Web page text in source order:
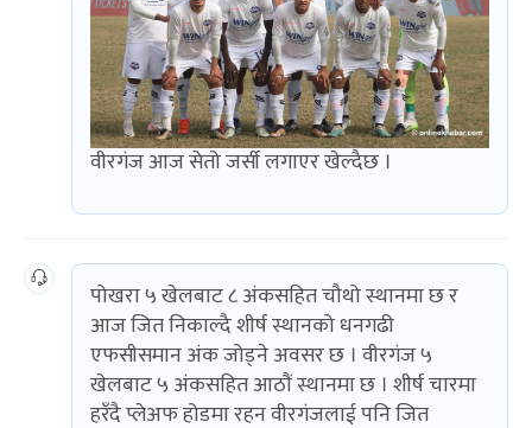
वीरगंज आज सेतो जर्सी लगाएर खेल्दैछ ।
पोखरा ५ खेलबाट ८ अंकसहित चौथो स्थानमा छ र
आज जित निकाल्दै शीर्ष स्थानको धनगढी
एफसीसमान अंक जोड्ने अवसर छ । वीरगंज ५
खेलबाट ५ अंकसहित आठौं स्थानमा छ । शीर्ष चारमा
हरँदै प्लेअफ होडमा रहन वीरगंजलाई पनि जित